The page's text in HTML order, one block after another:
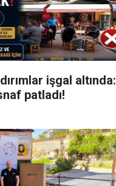
işgal altında:
patladı!